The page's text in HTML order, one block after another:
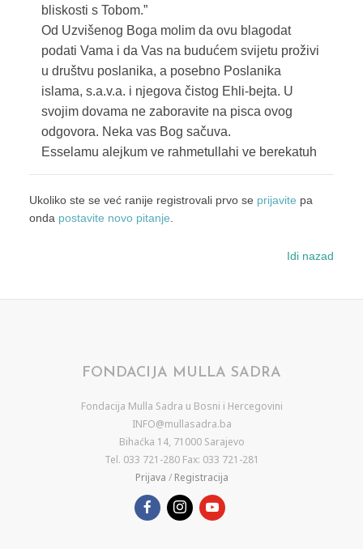
bliskosti s Tobom.”
Od Uzvišenog Boga molim da ovu blagodat
podati Vama i da Vas na budućem svijetu proživi
u društvu poslanika, a posebno Poslanika
islama, s.a.v.a. i njegova čistog Ehli-bejta. U
svojim dovama ne zaboravite na pisca ovog
odgovora. Neka vas Bog sačuva.
Esselamu alejkum ve rahmetullahi ve berekatuh
Ukoliko ste se već ranije registrovali prvo se prijavite pa
onda postavite novo pitanje.
Idi nazad
FONDACIJA MULLA SADRA
Fondacija Mulla Sadra u Bosni i Hercegovini
INFO@mullasadra.ba
Bihaćka 14, 71000 Sarajevo
Tel. 033 721-280 Fax: 033 721-281
Prijava / Registracija